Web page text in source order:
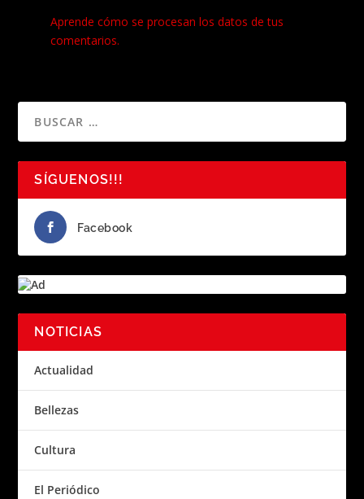
Aprende cómo se procesan los datos de tus
comentarios.
SÍGUENOS!!!
Facebook
NOTICIAS
Actualidad
Bellezas
Cultura
El Periódico